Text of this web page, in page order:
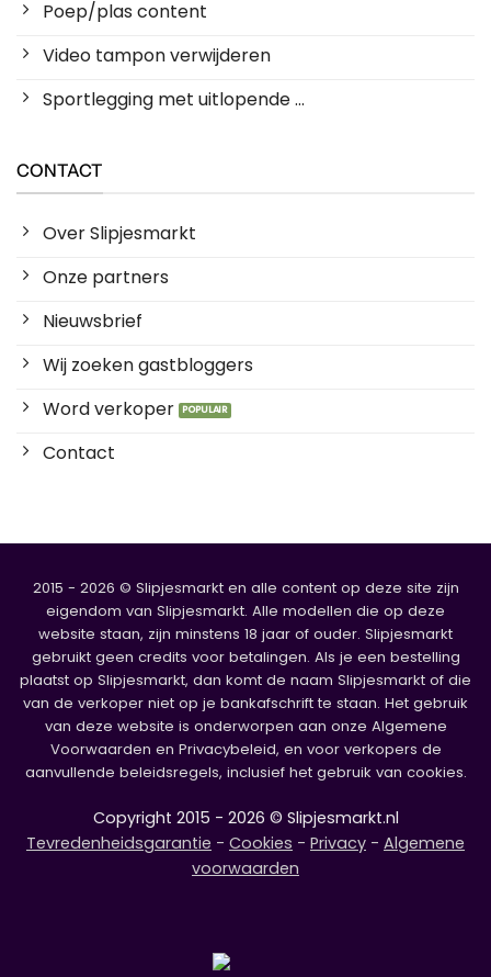
Poep/plas content
Video tampon verwijderen
Sportlegging met uitlopende ...
CONTACT
Over Slipjesmarkt
Onze partners
Nieuwsbrief
Wij zoeken gastbloggers
Word verkoper
Contact
2015 - 2026 © Slipjesmarkt en alle content op deze site zijn
eigendom van Slipjesmarkt. Alle modellen die op deze
website staan, zijn minstens 18 jaar of ouder. Slipjesmarkt
gebruikt geen credits voor betalingen. Als je een bestelling
plaatst op Slipjesmarkt, dan komt de naam Slipjesmarkt of die
van de verkoper niet op je bankafschrift te staan. Het gebruik
van deze website is onderworpen aan onze Algemene
Voorwaarden en Privacybeleid, en voor verkopers de
aanvullende beleidsregels, inclusief het gebruik van cookies.
Copyright 2015 - 2026 © Slipjesmarkt.nl
Tevredenheidsgarantie - Cookies - Privacy - Algemene
voorwaarden